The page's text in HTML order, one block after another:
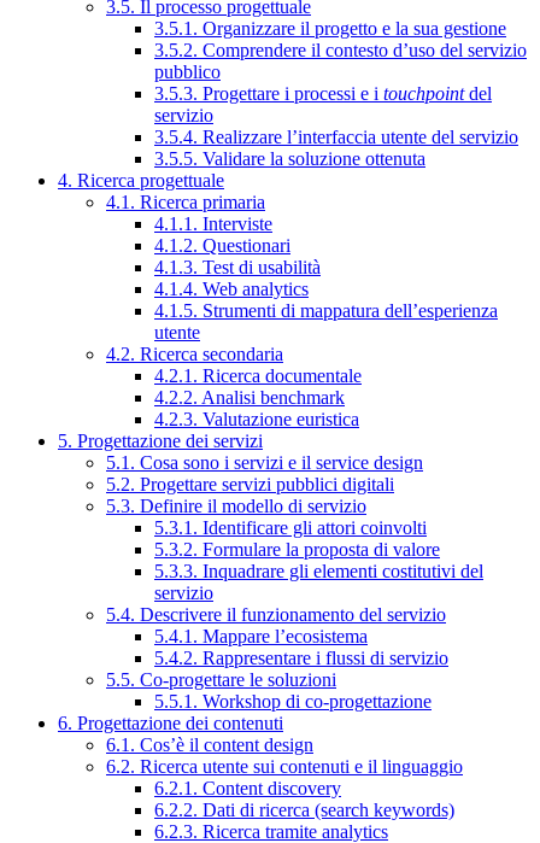
3.5. Il processo progettuale
3.5.1. Organizzare il progetto e la sua gestione
3.5.2. Comprendere il contesto d’uso del servizio
pubblico
3.5.3. Progettare i processi e i touchpointdel
servizio
3.5.4. Realizzare l’interfaccia utente del servizio
3.5.5. Validare la soluzione ottenuta
4. Ricerca progettuale
4.1. Ricerca primaria
4.1.1. Interviste
4.1.2. Questionari
4.1.3. Test di usabilità
4.1.4. Web analytics
4.1.5. Strumenti di mappatura dell’esperienza
utente
4.2. Ricerca secondaria
4.2.1. Ricerca documentale
4.2.2. Analisi benchmark
4.2.3. Valutazione euristica
5. Progettazione dei servizi
5.1. Cosa sono i servizi e il service design
5.2. Progettare servizi pubblici digitali
5.3. Definire il modello di servizio
5.3.1. Identificare gli attori coinvolti
5.3.2. Formulare la proposta di valore
5.3.3. Inquadrare gli elementi costitutivi del
servizio
5.4. Descrivere il funzionamento del servizio
5.4.1. Mappare l’ecosistema
5.4.2. Rappresentare i flussi di servizio
5.5. Co-progettare le soluzioni
5.5.1. Workshop di co-progettazione
6. Progettazione dei contenuti
6.1. Cos’è il content design
6.2. Ricerca utente sui contenuti e il linguaggio
6.2.1. Content discovery
6.2.2. Dati di ricerca (search keywords)
6.2.3. Ricerca tramite analytics